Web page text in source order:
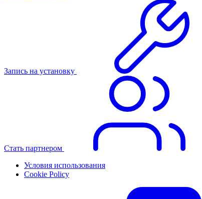
Запись на установку
Стать партнером
Условия использования
Cookie Policy